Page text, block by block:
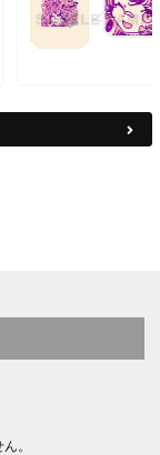
。